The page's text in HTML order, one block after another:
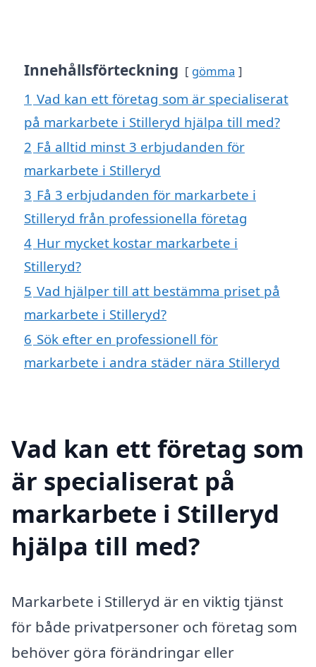
Innehållsförteckning gömma
1 Vad kan ett företag som är specialiserat
på markarbete i Stilleryd hjälpa till med?
2 Få alltid minst 3 erbjudanden för
markarbete i Stilleryd
3 Få 3 erbjudanden för markarbete i
Stilleryd från professionella företag
4 Hur mycket kostar markarbete i
Stilleryd?
5 Vad hjälper till att bestämma priset på
markarbete i Stilleryd?
6 Sök efter en professionell för
markarbete i andra städer nära Stilleryd
Vad kan ett företag som
är specialiserat på
markarbete i Stilleryd
hjälpa till med?
Markarbete i Stilleryd är en viktig tjänst
för både privatpersoner och företag som
behöver göra förändringar eller